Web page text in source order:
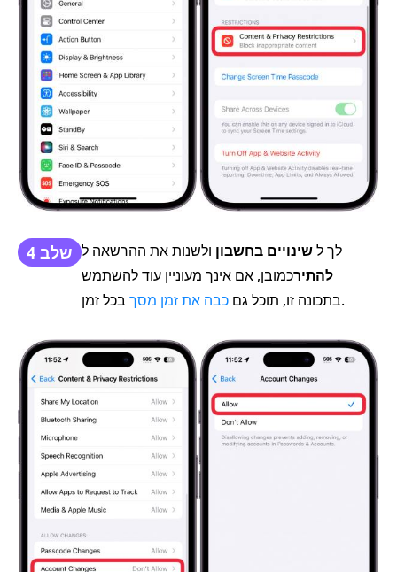
שלב 4 לך לשינויים בחשבון ולשנות את ההרשאה ל
להתירכמובן, אם אינך מעוניין עוד להשתמש
בתכונה זו, תוכל גם כבה את זמן מסך בכל זמן.